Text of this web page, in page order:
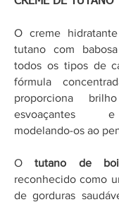
​O creme
tutano com
todos os tipos de
fórmula
proporciona
esvoaçantes
modelando-os ao
Otutano de boi
reconhecido como
de gorduras